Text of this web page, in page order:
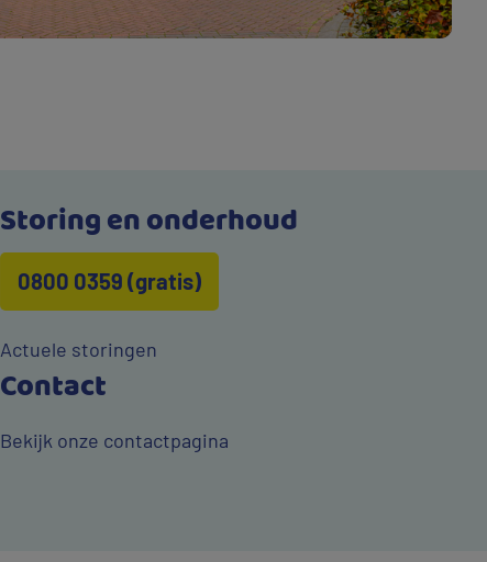
Storing en onderhoud
0800 0359 (gratis)
Actuele storingen
Contact
Bekijk onze contactpagina